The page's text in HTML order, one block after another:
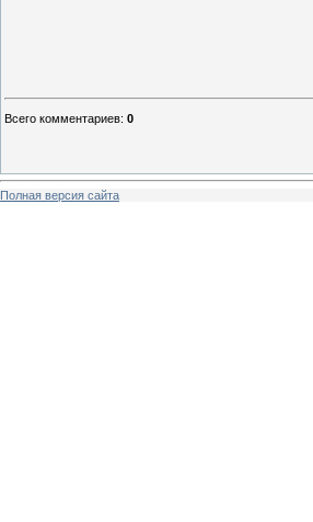
Всего комментариев: 0
Полная версия сайта